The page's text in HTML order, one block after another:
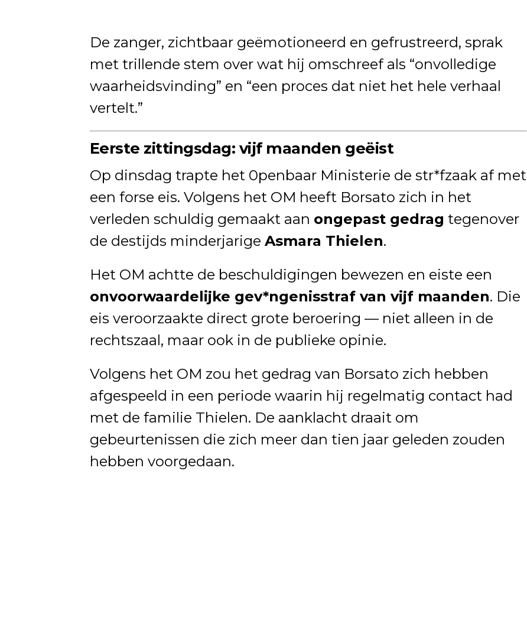
De zanger, zichtbaar geëmotioneerd en gefrustreerd, sprak
met trillende stem over wat hij omschreef als “onvolledige
waarheidsvinding” en “een proces dat niet het hele verhaal
vertelt.”
Eerste zittingsdag: vijf maanden geëist
Op dinsdag trapte het 0penbaar Ministerie de str*fzaak af met
een forse eis. Volgens het OM heeft Borsato zich in het
verleden schuldig gemaakt aan ongepast gedrag tegenover
de destijds minderjarige Asmara Thielen.
Het OM achtte de beschuldigingen bewezen en eiste een
onvoorwaardelijke gev*ngenisstraf van vijf maanden. Die
eis veroorzaakte direct grote beroering — niet alleen in de
rechtszaal, maar ook in de publieke opinie.
Volgens het OM zou het gedrag van Borsato zich hebben
afgespeeld in een periode waarin hij regelmatig contact had
met de familie Thielen. De aanklacht draait om
gebeurtenissen die zich meer dan tien jaar geleden zouden
hebben voorgedaan.